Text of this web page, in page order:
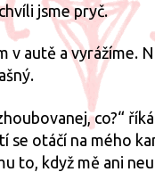
jsme pryč.
v autě a vyrážíme.
co?“
se otáčí na mého
to, když mě ani